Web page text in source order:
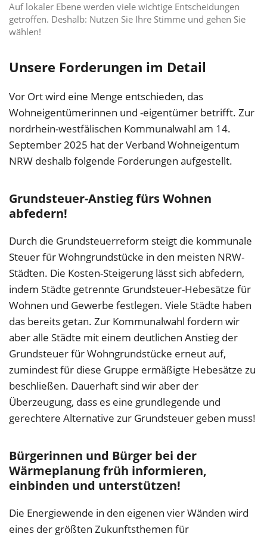
Auf lokaler Ebene werden viele wichtige Entscheidungen
getroffen. Deshalb: Nutzen Sie Ihre Stimme und gehen Sie
wählen!
Unsere Forderungen im Detail
Vor Ort wird eine Menge entschieden, das
Wohneigentümerinnen und -eigentümer betrifft. Zur
nordrhein-westfälischen Kommunalwahl am 14.
September 2025 hat der Verband Wohneigentum
NRW deshalb folgende Forderungen aufgestellt.
Grundsteuer-Anstieg fürs Wohnen
abfedern!
Durch die Grundsteuerreform steigt die kommunale
Steuer für Wohngrundstücke in den meisten NRW-
Städten. Die Kosten-Steigerung lässt sich abfedern,
indem Städte getrennte Grundsteuer-Hebesätze für
Wohnen und Gewerbe festlegen. Viele Städte haben
das bereits getan. Zur Kommunalwahl fordern wir
aber alle Städte mit einem deutlichen Anstieg der
Grundsteuer für Wohngrundstücke erneut auf,
zumindest für diese Gruppe ermäßigte Hebesätze zu
beschließen. Dauerhaft sind wir aber der
Überzeugung, dass es eine grundlegende und
gerechtere Alternative zur Grundsteuer geben muss!
Bürgerinnen und Bürger bei der
Wärmeplanung früh informieren,
einbinden und unterstützen!
Die Energiewende in den eigenen vier Wänden wird
eines der größten Zukunftsthemen für